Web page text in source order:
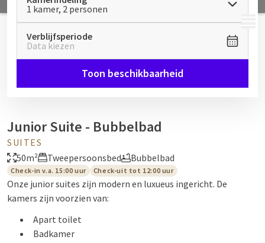
MENU
1 kamer, 2 personen
Verblijfsperiode
Data kiezen
Toon beschikbaarheid
Junior Suite - Bubbelbad
SUITES
50m²
Tweepersoonsbed Bubbelbad
Check-in v.a. 15:00 uur Check-uit tot 12:00 uur
Onze junior suites zijn modern en luxueus ingericht. De
kamers zijn voorzien van:
Apart toilet
Badkamer